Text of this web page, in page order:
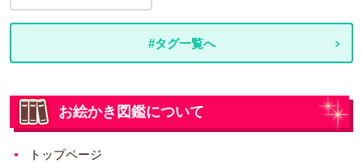
#タグ一覧へ
お絵かき図鑑について
トップページ